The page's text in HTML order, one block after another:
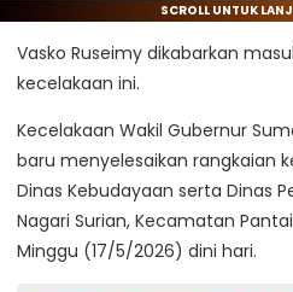
SCROLL UNTUK
Vasko Ruseimy dikabarkan
kecelakaan ini.
Kecelakaan Wakil Gubernur
baru menyelesaikan rangkaian
Dinas Kebudayaan serta Dinas
Nagari Surian, Kecamatan
Minggu (17/5/2026) dini hari.